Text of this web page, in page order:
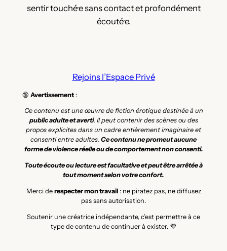
sentir touché·e sans contact et profondément
écouté·e.
Rejoins l’Espace Privé
🔞 Avertissement:
Ce contenu est une œuvre de fiction érotique destinée à un
public adulte et averti. Il peut contenir des scènes ou des
propos explicites dans un cadre entièrement imaginaire et
consenti entre adultes. Ce contenu ne promeut aucune
forme de violence réelle ou de comportement non consenti.
Toute écoute ou lecture est facultative et peut être arrêtée à
tout moment selon votre confort.
Merci de respecter mon travail: ne piratez pas, ne diffusez
pas sans autorisation.
Soutenir une créatrice indépendante, c’est permettre à ce
type de contenu de continuer à exister. 💜